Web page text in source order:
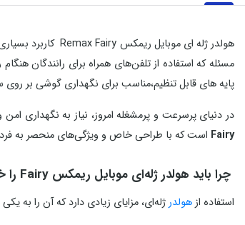
پایه های قابل تنظیم،مناسب برای نگهداری گوشی بر
در دنیای پرسرعت و پرمشغله امروز، نیاز به نگهداری
Fairy است که با طراحی خاص و ویژگی‌های منحصر به فرد،
چرا باید هولدر ژله‌ای موبایل ریمکس Fairy را خریداری کنیم؟
استفاده ازهولدرژله‌ای، مزایای زیادی دارد که آن را به